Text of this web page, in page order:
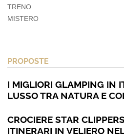
TRENO
MISTERO
PROPOSTE
I MIGLIORI GLAMPING IN
LUSSO TRA NATURA E
CROCIERE STAR
ITINERARI IN VELIERO